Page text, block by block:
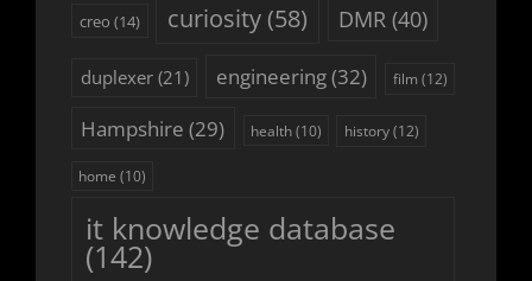
creo (14) curiosity(58) DMR (40)
duplexer(21) engineering(32) film (12)
Hampshire (29) health(10) history(12)
home (10)
it knowledge database
(142)